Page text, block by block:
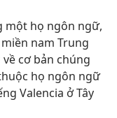
một họ ngôn ngữ,
nam Trung
cơ bản chúng
họ ngôn ngữ
Valencia ở Tây